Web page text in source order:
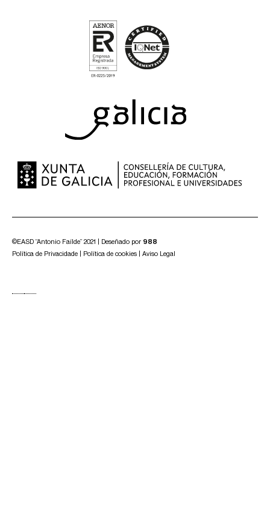
©EASD “Antonio Faílde” 2021 | Deseñado por 988
Política de Privacidade
Política de cookies Aviso Legal